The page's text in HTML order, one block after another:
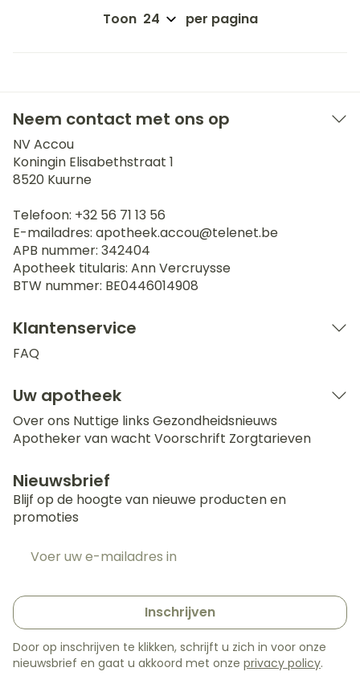
Toon per pagina
Neem contact met ons op
NV Accou
Koningin Elisabethstraat 1
8520 Kuurne
Telefoon: +32 56 71 13 56
E-mailadres: apotheek.accou@telenet.be
APB nummer: 342404
Apotheek titularis: Ann Vercruysse
BTW nummer: BE0446014908
Klantenservice
FAQ
Uw apotheek
Over ons Nuttige links Gezondheidsnieuws
Apotheker van wacht Voorschrift Zorgtarieven
Nieuwsbrief
Blijf op de hoogte van nieuwe producten en
promoties
Inschrijven
Door op inschrijven te klikken, schrijft u zich in voor onze
nieuwsbrief en gaat u akkoord met onze privacy policy.